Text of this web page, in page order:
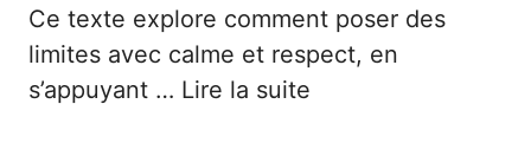
Ce texte explore comment poser des
limites avec calme et respect, en
s’appuyant … Lire la suite